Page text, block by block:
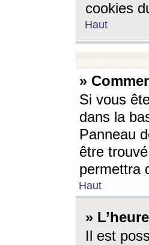
cookies
Haut
»
Si vous
dans la
Panneau
être
permettra
Haut
»
Il est